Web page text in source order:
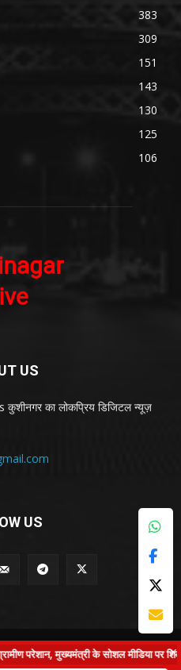
383
309
151
143
130
125
106
US
का लोकप्रिय डिजिटल न्यूज़
US
×
परेशान, मुख्यमंत्री के सोशल मीडिया पर शिकायत